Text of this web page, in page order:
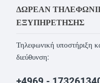
ΔΩΡΕΆΝ
ΕΞΥΠΗΡΈΤΗΣΗΣ
Τηλεφωνική υποστήριξη
διεύθυνση: